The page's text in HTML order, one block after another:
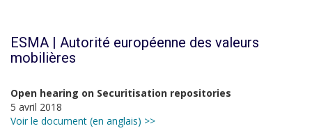
ESMA | Autorité européenne des valeurs
mobilières
Open hearing on Securitisation repositories
5 avril 2018
Voir le document (en anglais) >>